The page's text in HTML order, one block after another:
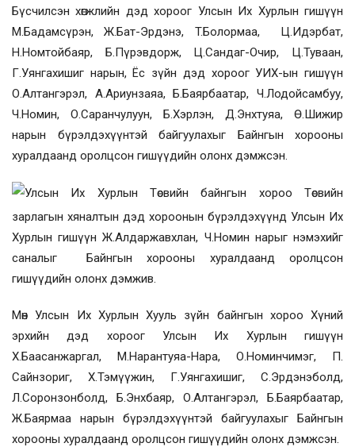
Бүсчилсэн хөгжлийн дэд хороог Улсын Их Хурлын гишүүн
М.Бадамсүрэн, Ж.Бат-Эрдэнэ, T.Болормаа, Ц.Идэрбат,
Н.Номтойбаяр, Б.Пүрэвдорж, Ц.Сандаг-Очир, Ц.Туваан,
Г.Уянгахишиг нарын, Ёс зүйн дэд хороог УИХ-ын гишүүн
О.Алтангэрэл, А.Ариунзаяа, Б.Баярбаатар, Ч.Лодойсамбуу,
Ч.Номин, О.Саранчулуун, Б.Хэрлэн, Д.Энхтуяа, Ө.Шижир
нарын бүрэлдэхүүнтэй байгуулахыг Байнгын хорооны
хуралдаанд оролцсон гишүүдийн олонх дэмжсэн.
Улсын Их Хурлын Төсвийн байнгын хороо Төсвийн
зарлагын хяналтын дэд хороонын бүрэлдэхүүнд Улсын Их
Хурлын гишүүн Ж.Алдаржавхлан, Ч.Номин нарыг нэмэхийг
саналыг Байнгын хорооны хуралдаанд оролцсон
гишүүдийн олонх дэмжив.
Мөн Улсын Их Хурлын Хууль зүйн байнгын хороо Хүний
эрхийн дэд хороог Улсын Их Хурлын гишүүн
Х.Баасанжаргал, М.Нарантуяа-Нара, О.Номинчимэг, П.
Сайнзориг, Х.Тэмүүжин, Г.Уянгахишиг, С.Эрдэнэболд,
Л.Соронзонболд, Б.Энхбаяр, О.Алтангэрэл, Б.Баярбаатар,
Ж.Баярмаа нарын бүрэлдэхүүнтэй байгуулахыг Байнгын
хорооны хуралдаанд оролцсон гишүүдийн олонх дэмжсэн.